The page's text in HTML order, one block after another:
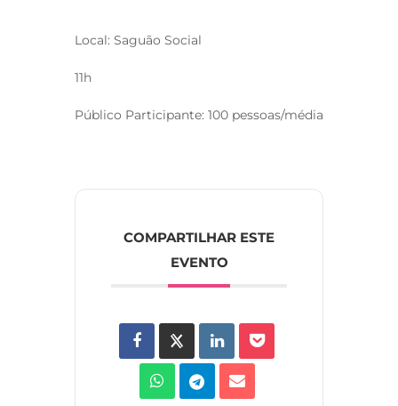
Local: Saguão Social
11h
Público Participante: 100 pessoas/média
COMPARTILHAR ESTE
EVENTO